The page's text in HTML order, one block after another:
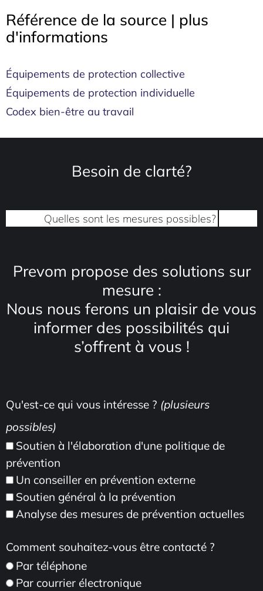
Référence de la source | plus
d'informations
Équipements de protection collective
Équipements de protection individuelle
Codex bien-être au travail
Besoin de clarté?
Quelles sont les mesures possibles?
Prevom propose des solutions sur
mesure :
Nous nous ferons un plaisir de vous
informer des possibilités qui
s’offrent à vous !
Qu'est-ce qui vous intéresse ? (plusieurs
possibles)
Soutien à l'élaboration d'une politique de
prévention
Un conseiller en prévention externe
Soutien général à la prévention
Analyse des mesures de prévention actuelles
Comment souhaitez-vous être contacté ?
Par téléphone
Par courrier électronique